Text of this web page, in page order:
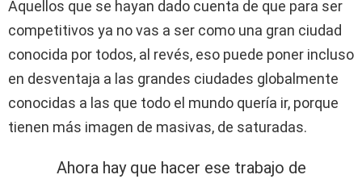
Aquellos que se hayan dado cuenta de que para ser
competitivos ya no vas a ser como una gran ciudad
conocida por todos, al revés, eso puede poner incluso
en desventaja a las grandes ciudades globalmente
conocidas a las que todo el mundo quería ir, porque
tienen más imagen de masivas, de saturadas.
Ahora hay que hacer ese trabajo de